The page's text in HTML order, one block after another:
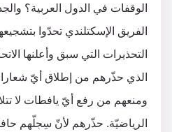
الوقفات في الدول العربية؟
الفريق الإسكتلندي تحدّوا
التحذيرات التي سبق وأعلنها
الذي حذّرهم من إطلاق أيّ
ومنعهم من رفع أيّ يافطات لا
الرياضيّة. حذّرهم لأنّ سِجلّهم